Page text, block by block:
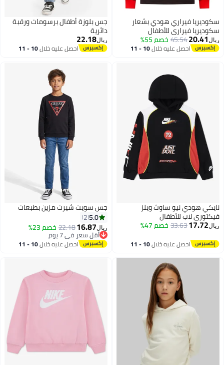
سكوديريا فيراري هودي بشعار
سكوديريا فيراري للأطفال
ريال20.41
45.54خصم 55%
احصل عليه خلال 10 - 11
جس بلوزة أطفال برسومات ورقبة
دائرية
ريال22.18
احصل عليه خلال 10 - 11
2
نايكي هودي نيو ساوث ويلز
فيكتوري لاب للأطفال
ريال17.72
33.63خصم 47%
احصل عليه خلال 10 - 11
جس سويت شيرت مزين بطبعات
5.0
2
ريال16.87
22.18خصم 23%
أقل سعر في 7 يوم
أقل سعر في 7 يوماحصل عليه خلال 10 - 11